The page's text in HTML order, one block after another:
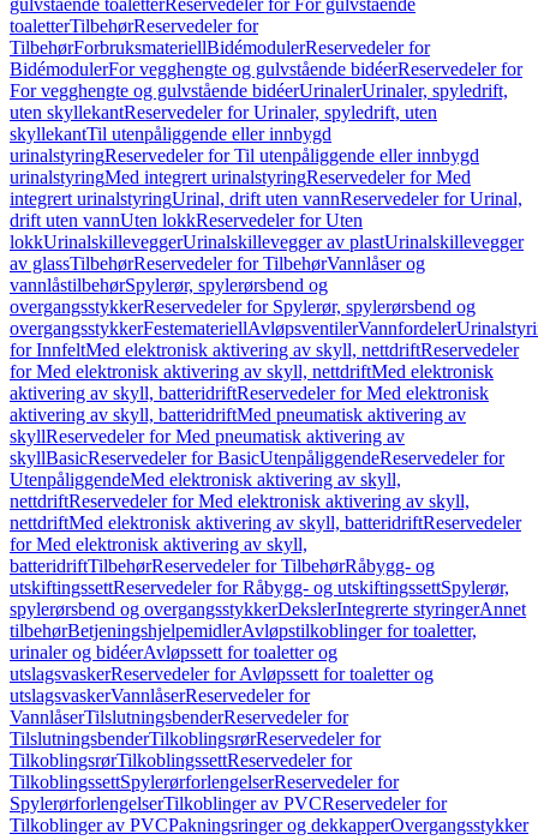
gulvstående toaletterReservedeler for For gulvstående
toaletterTilbehørReservedeler for
TilbehørForbruksmateriellBidémodulerReservedeler for
BidémodulerFor vegghengte og gulvstående bidéerReservedeler for
For vegghengte og gulvstående bidéerUrinalerUrinaler, spyledrift,
uten skyllekantReservedeler for Urinaler, spyledrift, uten
skyllekantTil utenpåliggende eller innbygd
urinalstyringReservedeler for Til utenpåliggende eller innbygd
urinalstyringMed integrert urinalstyringReservedeler for Med
integrert urinalstyringUrinal, drift uten vannReservedeler for Urinal,
drift uten vannUten lokkReservedeler for Uten
lokkUrinalskilleveggerUrinalskillevegger av plastUrinalskillevegger
av glassTilbehørReservedeler for TilbehørVannlåser og
vannlåstilbehørSpylerør, spylerørsbend og
overgangsstykkerReservedeler for Spylerør, spylerørsbend og
overgangsstykkerFestemateriellAvløpsventilerVannfordeler
for InnfeltMed elektronisk aktivering av skyll, nettdriftReservedeler
for Med elektronisk aktivering av skyll, nettdriftMed elektronisk
aktivering av skyll, batteridriftReservedeler for Med elektronisk
aktivering av skyll, batteridriftMed pneumatisk aktivering av
skyllReservedeler for Med pneumatisk aktivering av
skyllBasicReservedeler for BasicUtenpåliggendeReservedeler for
UtenpåliggendeMed elektronisk aktivering av skyll,
nettdriftReservedeler for Med elektronisk aktivering av skyll,
nettdriftMed elektronisk aktivering av skyll, batteridriftReservedeler
for Med elektronisk aktivering av skyll,
batteridriftTilbehørReservedeler for TilbehørRåbygg- og
utskiftingssettReservedeler for Råbygg- og utskiftingssettSpylerør,
spylerørsbend og overgangsstykkerDekslerIntegrerte styringerAnnet
tilbehørBetjeningshjelpemidlerAvløpstilkoblinger for toaletter,
urinaler og bidéerAvløpssett for toaletter og
utslagsvaskerReservedeler for Avløpssett for toaletter og
utslagsvaskerVannlåserReservedeler for
VannlåserTilslutningsbenderReservedeler for
TilslutningsbenderTilkoblingsrørReservedeler for
TilkoblingsrørTilkoblingssettReservedeler for
TilkoblingssettSpylerørforlengelserReservedeler for
SpylerørforlengelserTilkoblinger av PVCReservedeler for
Tilkoblinger av PVCPakningsringer og dekkapperOvergangsstykker